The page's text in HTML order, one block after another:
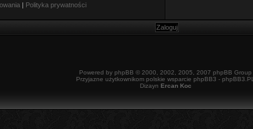
| Polityka prywatności
Powered by phpBB © 2000, 2002, 2005, 2007 phpBB Group
Przyjazne użytkownikom polskie wsparcie phpBB3 - phpBB3.PL
Dizayn Ercan Koc